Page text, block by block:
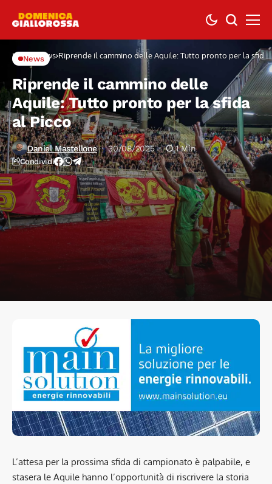
Home News Riprende il cammino delle Aquile: Tutto pronto per la sfida
News
Riprende il cammino delle
Aquile: Tutto pronto per la sfida
al Picco
Daniel Mastellone 30/08/2025 1 Min
Condividi
L’attesa per la prossima sfida di campionato è palpabile, e
stasera le Aquile hanno l’opportunità di riscrivere la storia